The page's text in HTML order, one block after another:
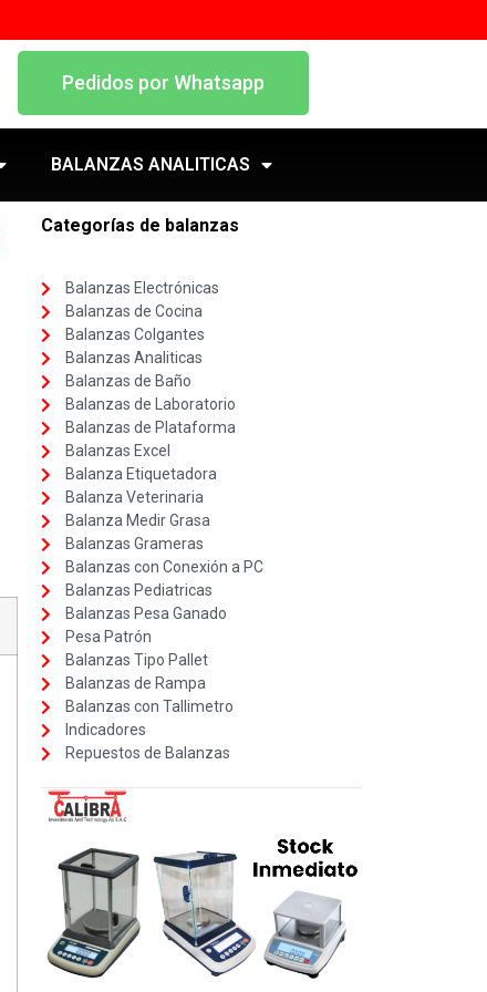
Pedidos por Whatsapp
BALANZAS ANALITICAS
Categorías de balanzas
Balanzas Electrónicas
Balanzas de Cocina
Balanzas Colgantes
Balanzas Analiticas
Balanzas de Baño
Balanzas de Laboratorio
Balanzas de Plataforma
Balanzas Excel
Balanza Etiquetadora
Balanza Veterinaria
Balanza Medir Grasa
Balanzas Grameras
Balanzas con Conexión a PC
Balanzas Pediatricas
Balanzas Pesa Ganado
Pesa Patrón
Balanzas Tipo Pallet
Balanzas de Rampa
Balanzas con Tallimetro
Indicadores
Repuestos de Balanzas